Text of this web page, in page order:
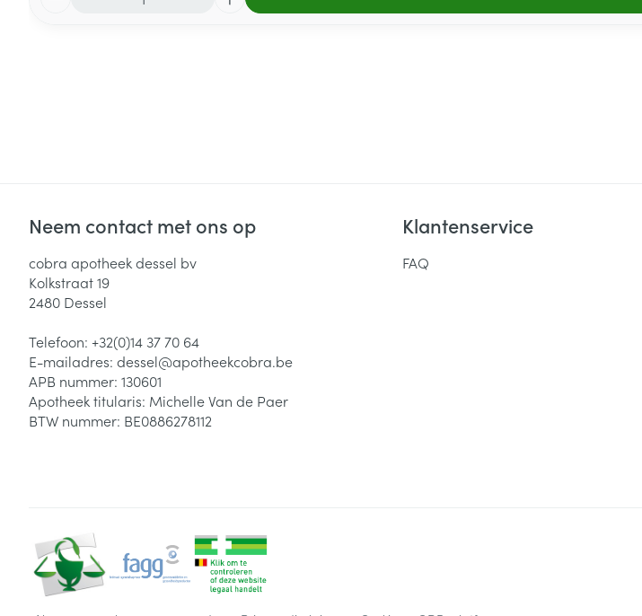
Neem contact met ons op
cobra apotheek dessel bv
Kolkstraat 19
2480 Dessel
Telefoon: +32(0)14 37 70 64
E-mailadres: dessel@apotheekcobra.be
APB nummer: 130601
Apotheek titularis: Michelle Van de Paer
BTW nummer: BE0886278112
Klantenservice
FAQ